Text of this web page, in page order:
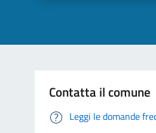
Contatta il comune
Leggi le domande